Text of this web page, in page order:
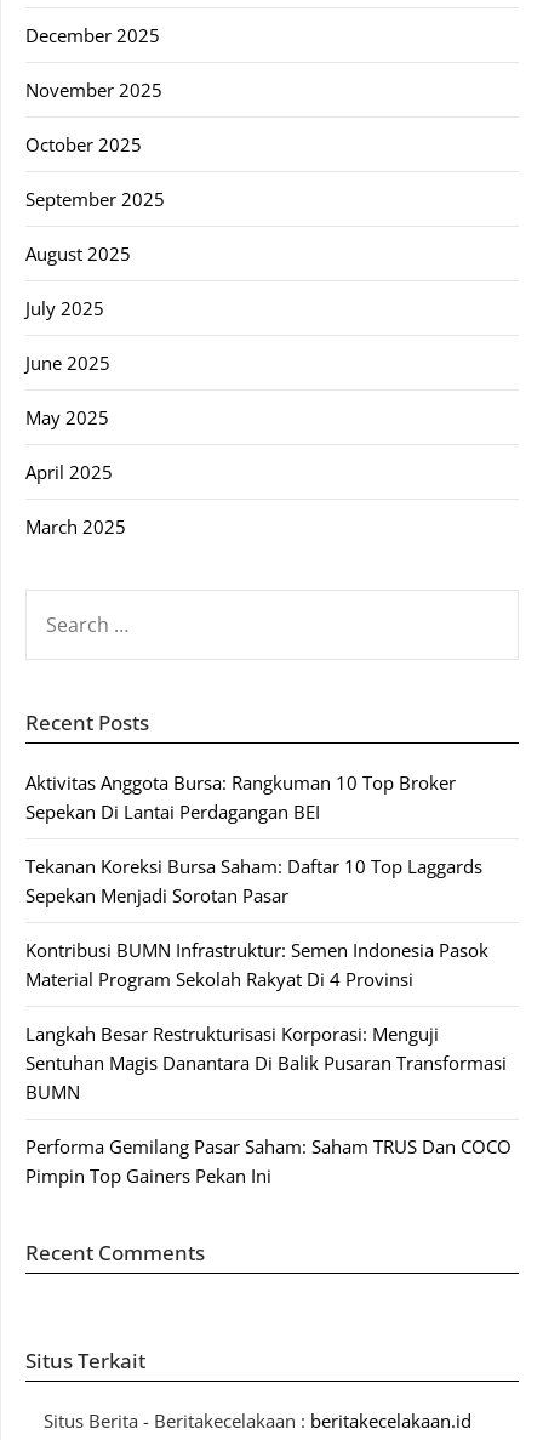
December 2025
November 2025
October 2025
September 2025
August 2025
July 2025
June 2025
May 2025
April 2025
March 2025
FOR:
Recent Posts
Aktivitas Anggota Bursa: Rangkuman 10 Top Broker
Sepekan Di Lantai Perdagangan BEI
Tekanan Koreksi Bursa Saham: Daftar 10 Top Laggards
Sepekan Menjadi Sorotan Pasar
Kontribusi BUMN Infrastruktur: Semen Indonesia Pasok
Material Program Sekolah Rakyat Di 4 Provinsi
Langkah Besar Restrukturisasi Korporasi: Menguji
Sentuhan Magis Danantara Di Balik Pusaran Transformasi
BUMN
Performa Gemilang Pasar Saham: Saham TRUS Dan COCO
Pimpin Top Gainers Pekan Ini
Recent Comments
Situs Terkait
Situs Berita - Beritakecelakaan : beritakecelakaan.id